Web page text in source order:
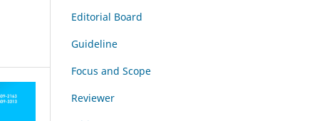
Editorial Board
Guideline
Focus and Scope
Reviewer